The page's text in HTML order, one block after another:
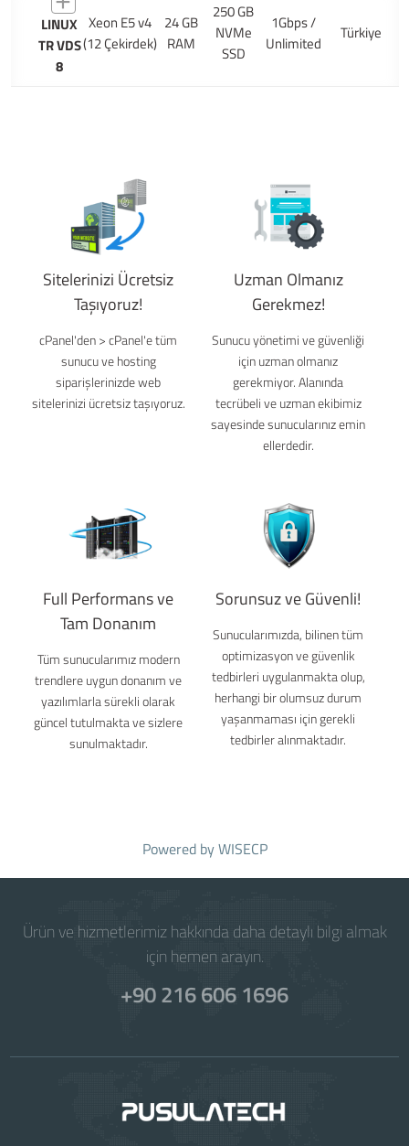
LINUX
TR VDS
8
Xeon E5 v4
(12 Çekirdek)
24 GB
RAM
250 GB
NVMe
SSD
1Gbps /
Unlimited
Türkiye
Sitelerinizi Ücretsiz
Taşıyoruz!
cPanel'den > cPanel'e tüm
sunucu ve hosting
siparişlerinizde web
sitelerinizi ücretsiz taşıyoruz.
Uzman Olmanız
Gerekmez!
Sunucu yönetimi ve güvenliği
için uzman olmanız
gerekmiyor. Alanında
tecrübeli ve uzman ekibimiz
sayesinde sunucularınız emin
ellerdedir.
Full Performans ve
Tam Donanım
Tüm sunucularımız modern
trendlere uygun donanım ve
yazılımlarla sürekli olarak
güncel tutulmakta ve sizlere
sunulmaktadır.
Sorunsuz ve Güvenli!
Sunucularımızda, bilinen tüm
optimizasyon ve güvenlik
tedbirleri uygulanmakta olup,
herhangi bir olumsuz durum
yaşanmaması için gerekli
tedbirler alınmaktadır.
Powered byWISECP
Ürün ve hizmetlerimiz hakkında daha detaylı bilgi almak
için hemen arayın.
+90 216 606 1696